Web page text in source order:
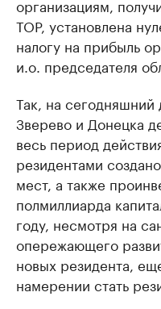
организациям,
ТОР, установлена
налогу на прибыль
и.о. председателя
Так, на сегодняшний
Зверево и Донецка
весь период
резидентами
мест, а также
полмиллиарда
году, несмотря на
опережающего
новых резидента,
намерении стать